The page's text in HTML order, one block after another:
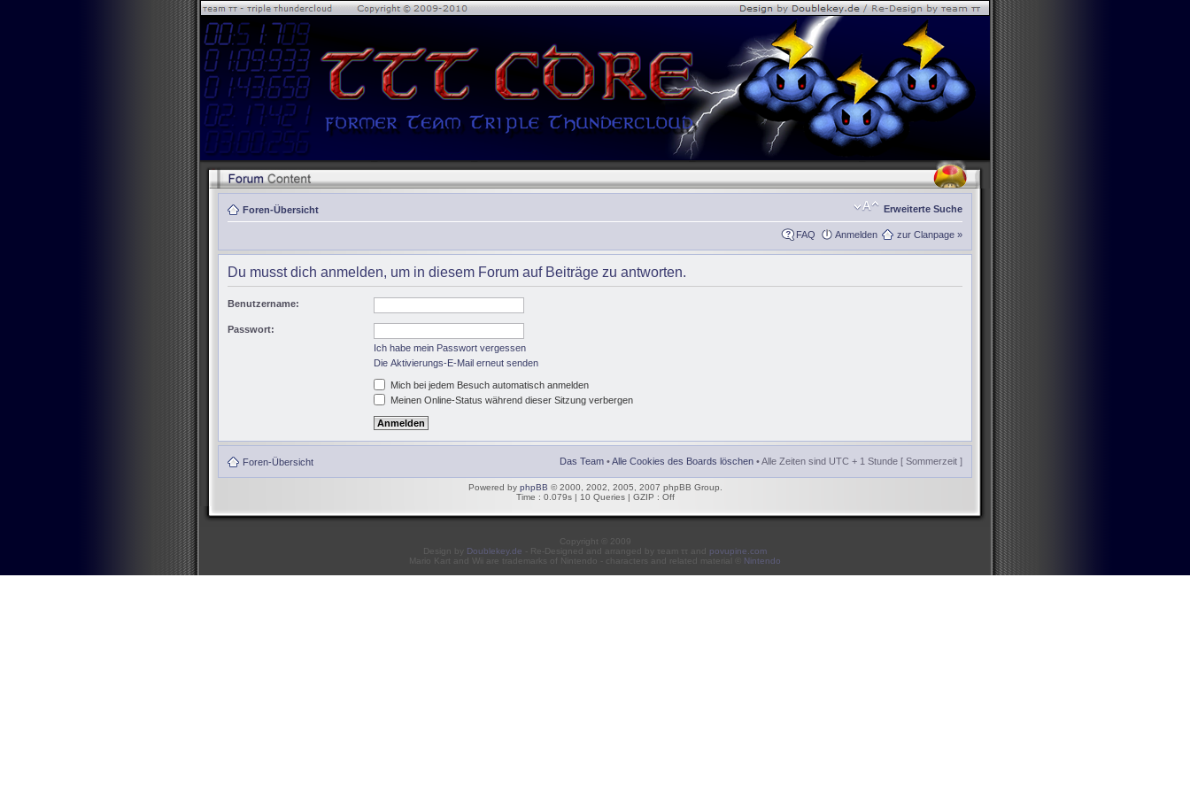
Foren-Übersicht Erweiterte Suche
FAQ Anmelden zur Clanpage »
Du musst dich anmelden, um in diesem Forum auf Beiträge zu antworten.
Benutzername:
Passwort:
Ich habe mein Passwort vergessen
Die Aktivierungs-E-Mail erneut senden
Mich bei jedem Besuch automatisch anmelden
Meinen Online-Status während dieser Sitzung verbergen
Foren-Übersicht Das Team •Alle Cookies des Boards löschen • Alle Zeiten sind UTC + 1 Stunde [ Sommerzeit ]
Powered by phpBB © 2000, 2002, 2005, 2007 phpBB Group.
Time : 0.079s | 10 Queries | GZIP : Off
Copyright © 2009
Design by Doublekey.de - Re-Designed and arranged by τeam ττ and povupine.com
Mario Kart and Wii are trademarks of Nintendo - characters and related material © Nintendo